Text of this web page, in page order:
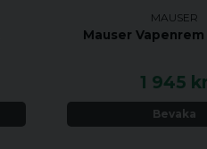
MAUSER
Mauser
1 945 kr
Bevaka